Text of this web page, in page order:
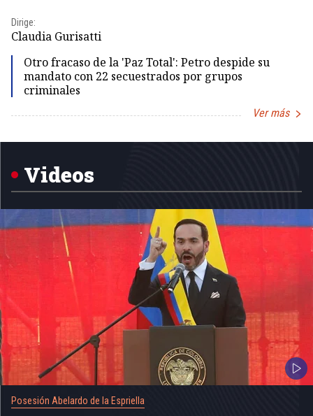
Dirige:
Claudia Gurisatti
Otro fracaso de la 'Paz Total': Petro despide su
mandato con 22 secuestrados por grupos
criminales
Ver más
Videos
Posesión Abelardo de la Espriella